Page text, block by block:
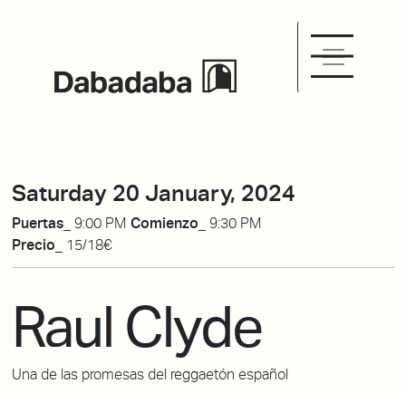
Saturday 20 January, 2024
Puertas_ 9:00 PM Comienzo_ 9:30 PM
Precio_
15/18€
Raul Clyde
Una de las promesas del reggaetón español